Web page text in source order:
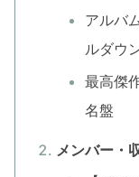
アルバ
ルダウ
最高傑
名盤
メンバー・